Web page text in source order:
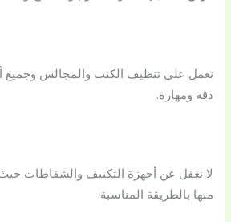
نعمل على تنظيف الكنب والمجالس وجميع
دقة ومهارة.
لا نغفل عن أجهزة التكييف والشفاطات
منها بالطريقة المناسبة.